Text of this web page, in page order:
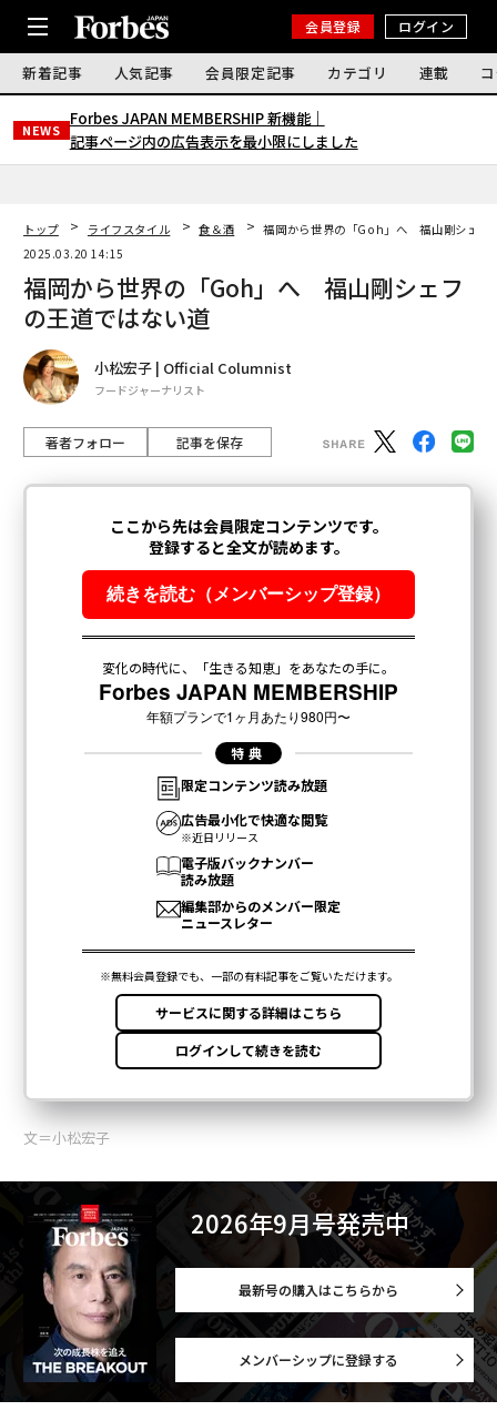
会員登録 ログイン
新着記事 人気記事 会員限定記事 カテゴリ 連載
NEWS
Forbes JAPAN MEMBERSHIP 新機能｜
記事ページ内の広告表示を最小限にしました
トップ ライフスタイル 食＆酒
福岡から世界の「Goh」へ 福山剛シェフ
2025.03.20 14:15
福岡から世界の「Goh」へ 福山剛シェフ
の王道ではない道
小松宏子 | Official Columnist
フードジャーナリスト
著者フォロー 記事を保存
文＝小松宏子
2026年9月号発売中
最新号の購入はこちらから
メンバーシップに登録する